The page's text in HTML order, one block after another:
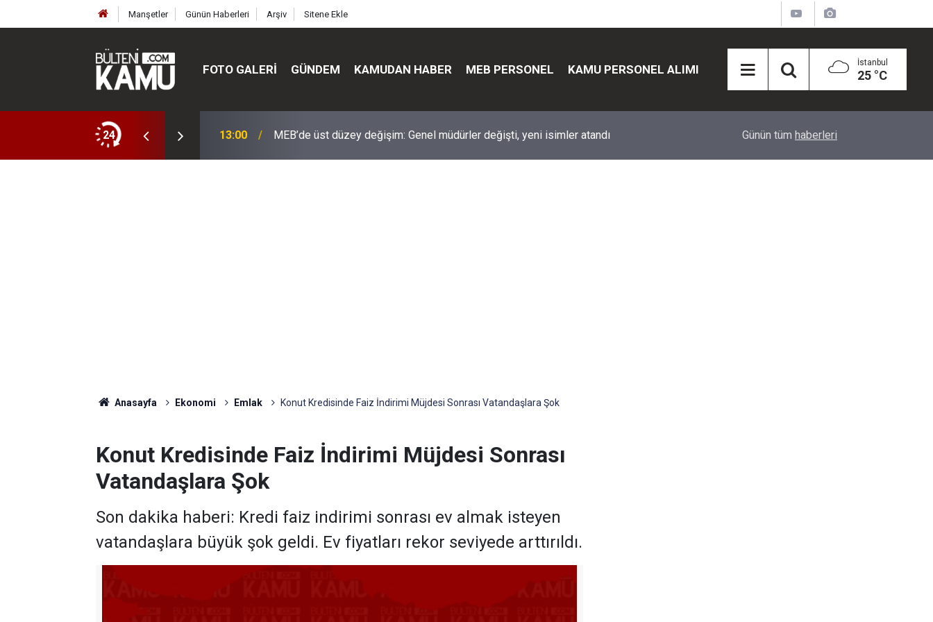
Manşetler Günün Haberleri Arşiv Sitene Ekle
FOTO GALERI GÜNDEM KAMUDAN HABER MEB PERSONEL KAMU PERSONEL ALIMI İstanbul
25 °C
24
ve enstitüler kuruldu, bazıları kapatıldı 13:00 MEB’de üst düzey değişim: Genel müdürler değişti, yeni isimler atandı Eğiti Bir Sen'den Kadınlar İçin Olay Teklif:
Günün tüm haberleri
Anasayfa Ekonomi Emlak Konut Kredisinde Faiz İndirimi Müjdesi Sonrası Vatandaşlara Şok
Konut Kredisinde Faiz İndirimi Müjdesi Sonrası
Vatandaşlara Şok
Son dakika haberi: Kredi faiz indirimi sonrası ev almak isteyen
vatandaşlara büyük şok geldi. Ev fiyatları rekor seviyede arttırıldı.